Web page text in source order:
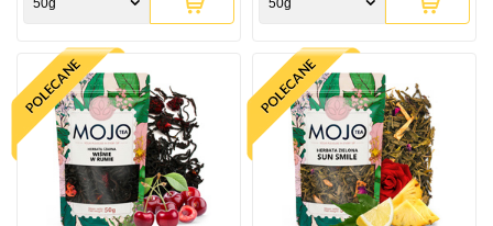
50g 50g